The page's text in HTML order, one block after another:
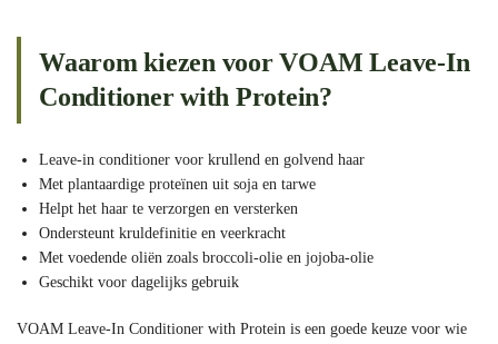
Waarom kiezen voor VOAM Leave-In
Conditioner with Protein?
Leave-in conditioner voor krullend en golvend haar
Met plantaardige proteïnen uit soja en tarwe
Helpt het haar te verzorgen en versterken
Ondersteunt kruldefinitie en veerkracht
Met voedende oliën zoals broccoli-olie en jojoba-olie
Geschikt voor dagelijks gebruik
VOAM Leave-In Conditioner with Protein is een goede keuze voor wie